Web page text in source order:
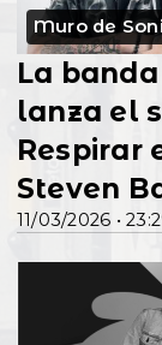
Muro de
11/03/2026 •
La
lanza el
Respirar
Steven